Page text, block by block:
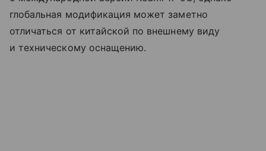
глобальная модификация может заметно
отличаться от китайской по внешнему виду
и техническому оснащению.